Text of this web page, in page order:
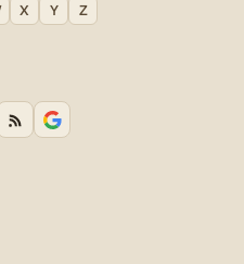
X Y Z